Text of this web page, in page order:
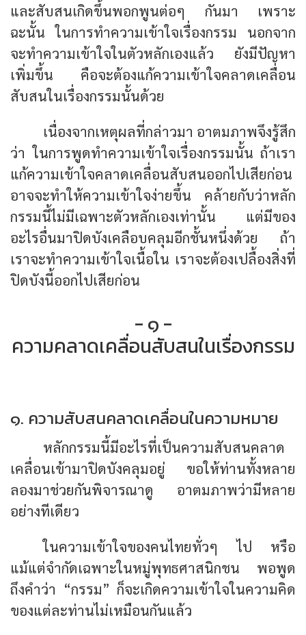
และสับสนเกิดขึ้นพอกพูนต่อๆ กันมา เพราะ
ฉะนั้น ในการทำความเข้าใจเรื่องกรรม นอกจาก
จะทำความเข้าใจในตัวหลักเองแล้ว ยังมีปัญหา
เพิ่มขึ้น คือจะต้องแก้ความเข้าใจคลาดเคลื่อน
สับสนในเรื่องกรรมนั้นด้วย
เนื่องจากเหตุผลที่กล่าวมา อาตมภาพจึงรู้สึก
ว่า ในการพูดทำความเข้าใจเรื่องกรรมนั้น ถ้าเรา
แก้ความเข้าใจคลาดเคลื่อนสับสนออกไปเสียก่อน
อาจจะทำให้ความเข้าใจง่ายขึ้น คล้ายกับว่าหลัก
กรรมนี้ไม่มีเฉพาะตัวหลักเองเท่านั้น แต่มีของ
อะไรอื่นมาปิดบังเคลือบคลุมอีกชั้นหนึ่งด้วย ถ้า
เราจะทำความเข้าใจเนื้อใน เราจะต้องเปลื้องสิ่งที่
ปิดบังนี้ออกไปเสียก่อน
- ๑ -
ความคลาดเคลื่อนสับสนในเรื่องกรรม
๑. ความสับสนคลาดเคลื่อนในความหมาย
หลักกรรมนี้มีอะไรที่เป็นความสับสนคลาด
เคลื่อนเข้ามาปิดบังคลุมอยู่ ขอให้ท่านทั้งหลาย
ลองมาช่วยกันพิจารณาดู อาตมภาพว่ามีหลาย
อย่างทีเดียว
ในความเข้าใจของคนไทยทั่วๆ ไป หรือ
แม้แต่จำกัดเฉพาะในหมู่พุทธศาสนิกชน พอพูด
ถึงคำว่า “กรรม” ก็จะเกิดความเข้าใจในความคิด
ของแต่ละท่านไม่เหมือนกันแล้ว